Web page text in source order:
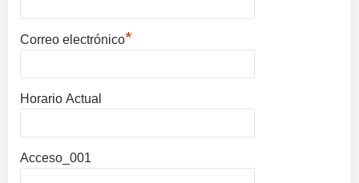
Correo electrónico*
Horario Actual
Acceso_001